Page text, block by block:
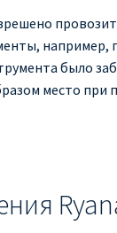
например,
было
место при